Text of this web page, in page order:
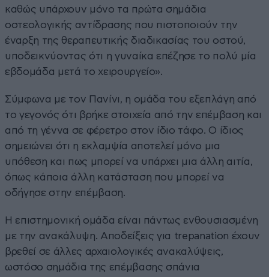
καθώς υπάρχουν μόνο τα πρώτα σημάδια
οστεολογικής αντίδρασης που πιστοποιούν την
έναρξη της θεραπευτικής διαδικασίας του οστού,
υποδεικνύοντας ότι η γυναίκα επέζησε το πολύ μία
εβδομάδα μετά το χειρουργείο».
Σύμφωνα με τον Πανίνι, η ομάδα του εξεπλάγη από
το γεγονός ότι βρήκε στοιχεία από την επέμβαση και
από τη γέννα σε φέρετρο στον ίδιο τάφο. Ο ίδιος
σημειώνει ότι η εκλαμψία αποτελεί μόνο μια
υπόθεση και πως μπορεί να υπάρχει μια άλλη αιτία,
όπως κάποια άλλη κατάσταση που μπορεί να
οδήγησε στην επέμβαση.
Η επιστημονική ομάδα είναι πάντως ενθουσιασμένη
με την ανακάλυψη. Αποδείξεις για trepanation έχουν
βρεθεί σε άλλες αρχαιολογικές ανακαλύψεις,
ωστόσο σημάδια της επέμβασης σπάνια